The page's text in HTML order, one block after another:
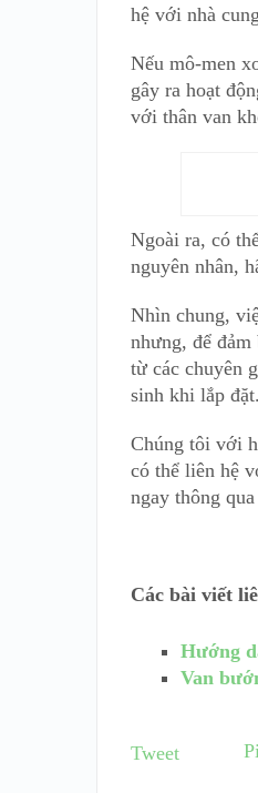
hệ với nhà
Nếu mô-men
gây ra hoạt
với thân van
Ngoài ra, có
nguyên nhân,
Nhìn chung,
nhưng, để
từ các chuyên
sinh khi lắp đặt.
Chúng tôi với
có thể liên hệ
ngay thông
Các bài viết
Hướng
Van
Tweet